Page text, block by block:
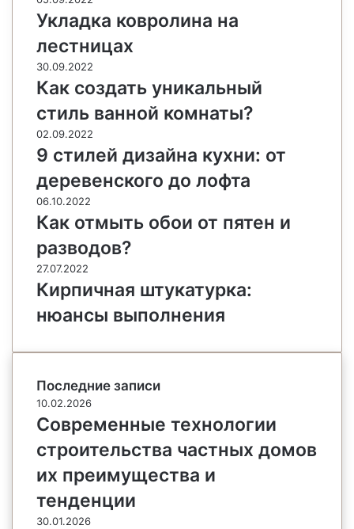
Укладка ковролина на
лестницах
30.09.2022
Как создать уникальный
стиль ванной комнаты?
02.09.2022
9 стилей дизайна кухни: от
деревенского до лофта
06.10.2022
Как отмыть обои от пятен и
разводов?
27.07.2022
Кирпичная штукатурка:
нюансы выполнения
Последние записи
10.02.2026
Современные технологии
строительства частных домов
их преимущества и
тенденции
30.01.2026